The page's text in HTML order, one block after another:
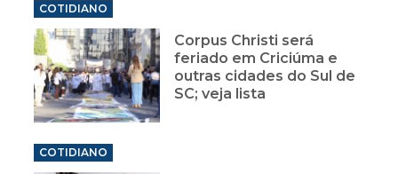
COTIDIANO
Corpus Christi será
feriado em Criciúma e
outras cidades do Sul de
SC; veja lista
COTIDIANO